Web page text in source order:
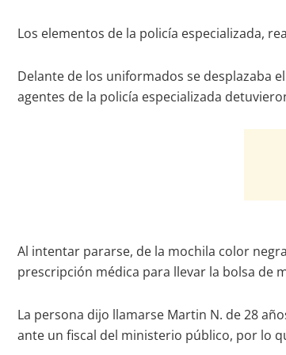
Los elementos de la policía especializada,
Delante de los uniformados se desplazaba
agentes de la policía especializada
Al intentar pararse, de la mochila color
prescripción médica para llevar la bolsa de
La persona dijo llamarse Martin N. de 28
ante un fiscal del ministerio público, por lo